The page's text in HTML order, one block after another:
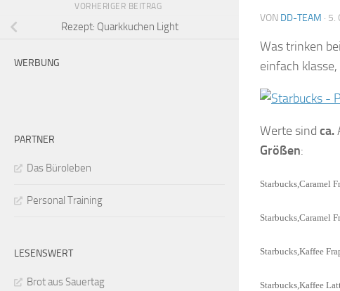
VON DD-TEAM · 5.
Was trinken
einfach
Werte sind ca.
Größen:
Starbucks,Caramel
Starbucks,Caramel
Starbucks,Kaffee
Starbucks,Kaffee
VORHERIGER BEITRAG
Rezept: Quarkkuchen Light
WERBUNG
PARTNER
Das Büroleben
Personal Training
LESENSWERT
Brot aus Sauertag